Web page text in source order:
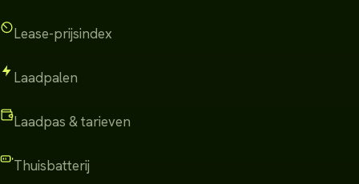
Lease-prijsindex
Laadpalen
Laadpas & tarieven
Thuisbatterij